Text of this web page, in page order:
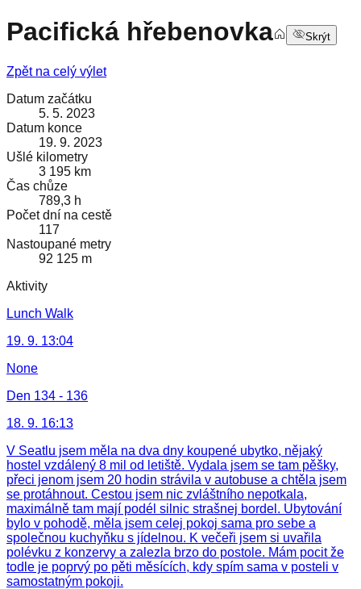
Pacifická hřebenovka Skrýt
Zpět na celý výlet
Datum začátku
5. 5. 2023
Datum konce
19. 9. 2023
Ušlé kilometry
3 195 km
Čas chůze
789,3 h
Počet dní na cestě
117
Nastoupané metry
92 125 m
Aktivity
Lunch Walk
19. 9. 13:04
None
Den 134 - 136
18. 9. 16:13
V Seatlu jsem měla na dva dny koupené ubytko, nějaký
hostel vzdálený 8 mil od letiště. Vydala jsem se tam pěšky,
přeci jenom jsem 20 hodin strávila v autobuse a chtěla jsem
se protáhnout. Cestou jsem nic zvláštního nepotkala,
maximálně tam mají podél silnic strašnej bordel. Ubytování
bylo v pohodě, měla jsem celej pokoj sama pro sebe a
společnou kuchyňku s jídelnou. K večeři jsem si uvařila
polévku z konzervy a zalezla brzo do postole. Mám pocit že
todle je poprvý po pěti měsících, kdy spím sama v posteli v
samostatným pokoji.